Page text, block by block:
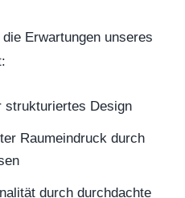
Erwartungen unseres
strukturiertes Design
Raumeindruck durch
durch durchdachte